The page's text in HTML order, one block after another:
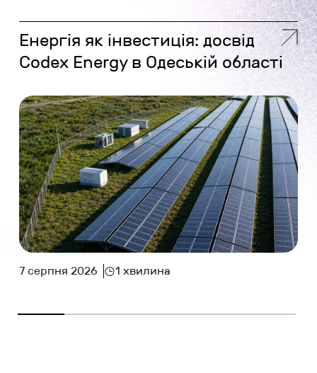
Енергія як інвестиція: досвід
Codex Energy в Одеській області
7 серпня 2026 1 хвилина